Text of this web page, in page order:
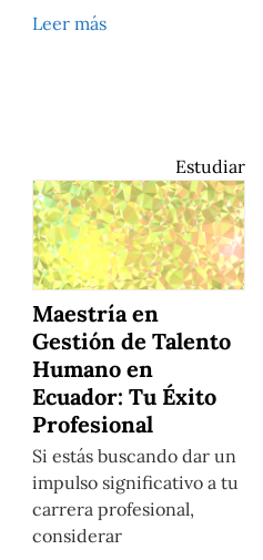
Leer más
Estudiar
Maestría en
Gestión de Talento
Humano en
Ecuador: Tu Éxito
Profesional
Si estás buscando dar un
impulso significativo a tu
carrera profesional,
considerar